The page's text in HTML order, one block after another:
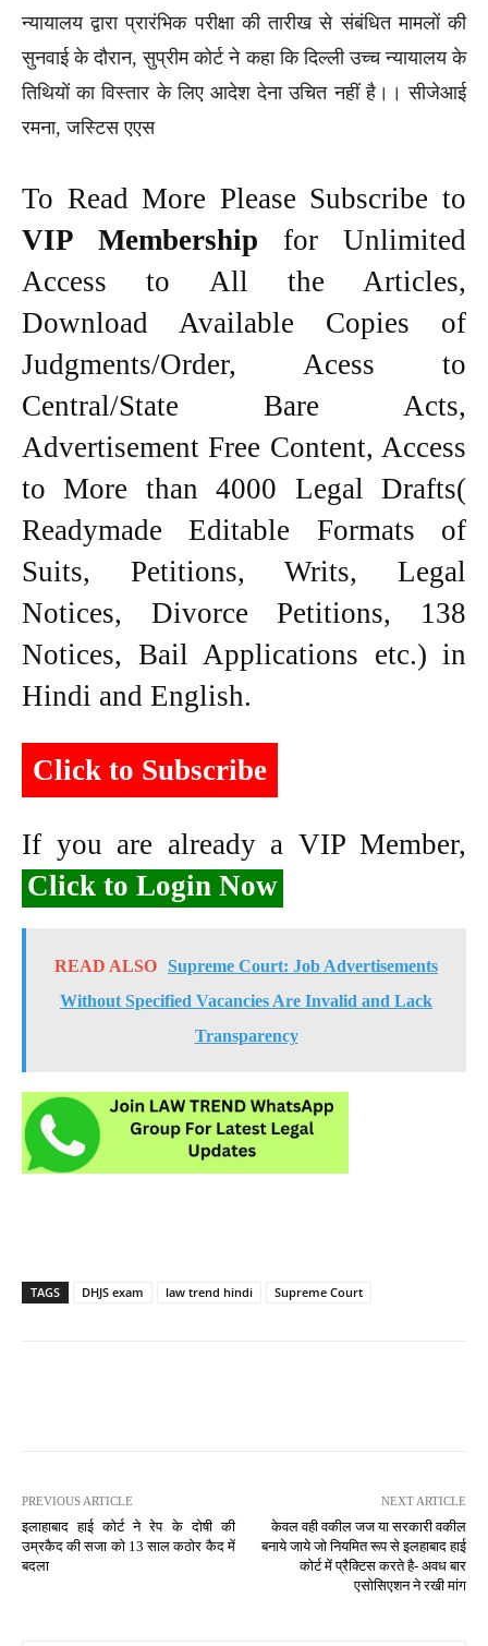
न्यायालय द्वारा प्रारंभिक परीक्षा की तारीख से संबंधित मामलों की
सुनवाई के दौरान, सुप्रीम कोर्ट ने कहा कि दिल्ली उच्च न्यायालय के
तिथियों का विस्तार के लिए आदेश देना उचित नहीं है।। सीजेआई
रमना, जस्टिस एएस
To Read More Please Subscribe to
VIP Membership for Unlimited
Access to All the Articles,
Download Available Copies of
Judgments/Order, Acess to
Central/State Bare Acts,
Advertisement Free Content, Access
to More than 4000 Legal Drafts(
Readymade Editable Formats of
Suits, Petitions, Writs, Legal
Notices, Divorce Petitions, 138
Notices, Bail Applications etc.) in
Hindi and English.
Click to Subscribe
If you are already a VIP Member,
Click to Login Now
READ ALSO Supreme Court: Job Advertisements
Without Specified Vacancies Are Invalid and Lack
Transparency
TAGS DHJS exam law trend hindi Supreme Court
PREVIOUS ARTICLE
इलाहाबाद हाई कोर्ट ने रेप के दोषी की
उम्रकैद की सजा को 13 साल कठोर कैद में
बदला
NEXT ARTICLE
केवल वही वकील जज या सरकारी वकील
बनाये जाये जो नियमित रूप से इलहाबाद हाई
कोर्ट में प्रैक्टिस करते है- अवध बार
एसोसिएशन ने रखी मांग